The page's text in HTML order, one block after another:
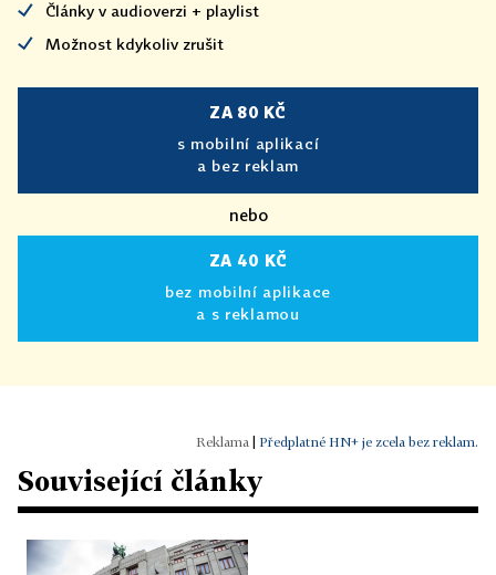
Články v audioverzi + playlist
Možnost kdykoliv zrušit
ZA 80 KČ
s mobilní aplikací
a bez reklam
nebo
ZA 40 KČ
bez mobilní aplikace
a s reklamou
Předplatné HN+ je zcela bez reklam.
Související články